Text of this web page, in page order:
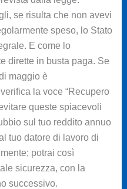
se risulta che non avevi
speso, lo Stato
E come lo
dirette in busta paga. Se
maggio è
la voce “Recupero
queste spiacevoli
sul tuo reddito annuo
tuo datore di lavoro di
potrai così
sicurezza, con la
successivo.